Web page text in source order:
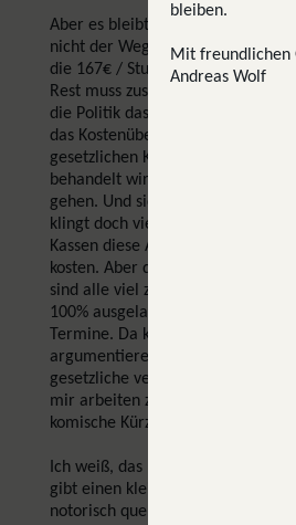
Aber es bleibt eine kritische
nicht der Weg in die Zwei-
die 167€ / Stunde zahlen kann,
Rest muss zusehen wo man
die Politik das. Aber ich nicht.
das Kostenübernahmeverfahren
gesetzlichen Kassen nicht
behandelt wird, darf zu einem
gehen. Und sich die Leistungen
klingt doch vielversprechend. Das
Kassen diese Anträge nicht
kosten. Aber die KV hat mir
sind alle viel zu sehr überlastet,
100% ausgelastet, die
Termine. Da kann man dann nur
argumentieren. Hier sollte sehr
gesetzliche versicherte
mir arbeiten zu können. Ohne
komische Kürzungen.
Ich weiß, das klingt etwas zu gut,
gibt einen kleinen Haken. Die
notorisch quer, und lehnen diese
bleiben.
Mit freundlichen
Andreas Wolf